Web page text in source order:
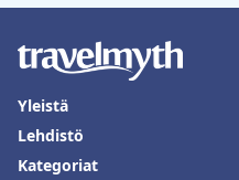
Yleistä
Lehdistö
Kategoriat